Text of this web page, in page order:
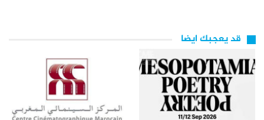
قد يعجبك ايضا